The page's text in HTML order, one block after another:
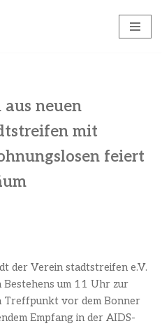
aus neuen
mit
feiert
der Verein stadtstreifen e.V.
Bestehens um 11 Uhr zur
Treffpunkt vor dem Bonner
Empfang in der AIDS-